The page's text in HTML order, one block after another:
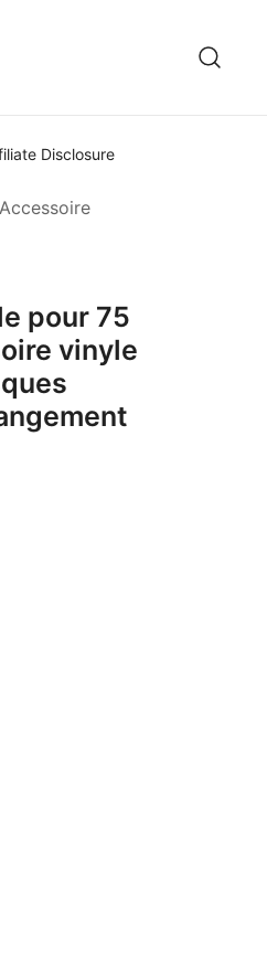
Disclosure
pour 75
vinyle